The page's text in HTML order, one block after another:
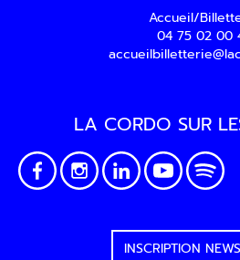
Accueil/
04 75 02 00
LA CORDO SUR
INSCRIPTION